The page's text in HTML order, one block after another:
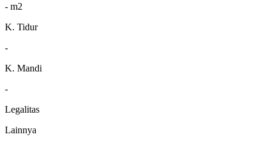
- m2
K. Tidur
-
K. Mandi
-
Legalitas
Lainnya